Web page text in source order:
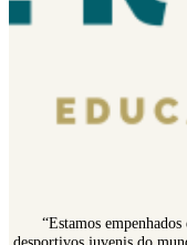
“Estamos